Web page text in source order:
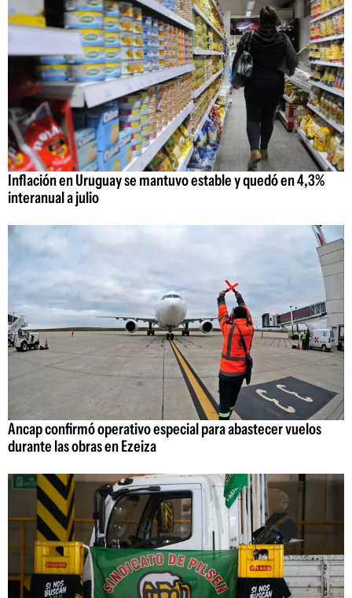
Inflación en Uruguay se mantuvo estable y quedó en 4,3%
interanual a julio
Ancap confirmó operativo especial para abastecer vuelos
durante las obras en Ezeiza